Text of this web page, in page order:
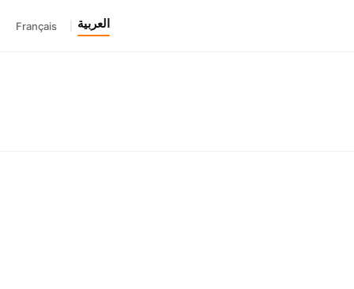
العربية Français